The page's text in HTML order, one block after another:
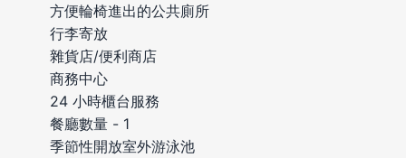
方便輪椅進出的公共廁所
行李寄放
雜貨店/便利商店
商務中心
24 小時櫃台服務
餐廳數量 - 1
季節性開放室外游泳池